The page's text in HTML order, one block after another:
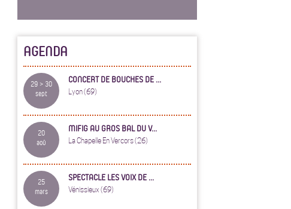
AGENDA
29 > 30
sept
CONCERT DE BOUCHES DE ...
Lyon (69)
20
aoû
MIFIG AU GROS BAL DU V...
La Chapelle En Vercors (26)
25
mars
SPECTACLE LES VOIX DE ...
Vénissieux (69)